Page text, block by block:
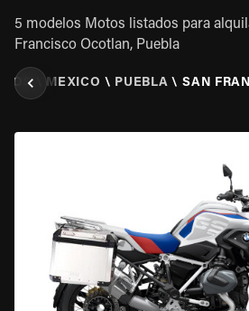
5 modelos Motos listados para
Francisco Ocotlan, Puebla
MEXICO \ PUEBLA \ SAN